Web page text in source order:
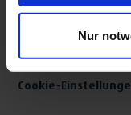
Nur
Datenschutz &
Impressum
Verified Zugriff
Cookie-